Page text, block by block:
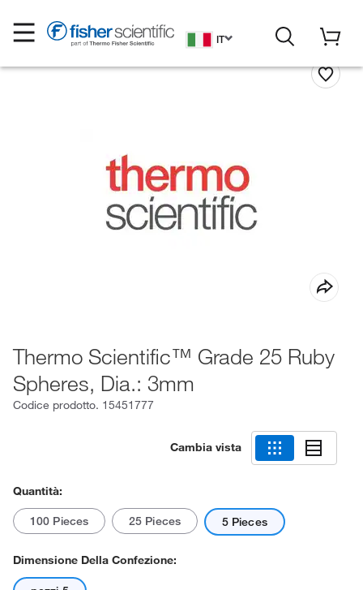
IT
Thermo Scientific™ Grade 25 Ruby
Spheres, Dia.: 3mm
Codice prodotto. 15451777
Cambia vista
Quantità:
100 Pieces 25 Pieces 5 Pieces
Dimensione Della Confezione: